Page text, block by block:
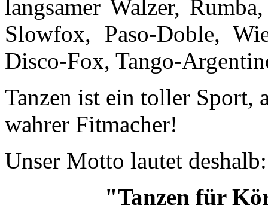
langsamer Walzer,
Slowfox, Paso-Doble,
Disco-Fox, Tango-
Tanzen ist ein toller Sport,
wahrer Fitmacher!
Unser Motto lautet deshalb:
"Tanzen für